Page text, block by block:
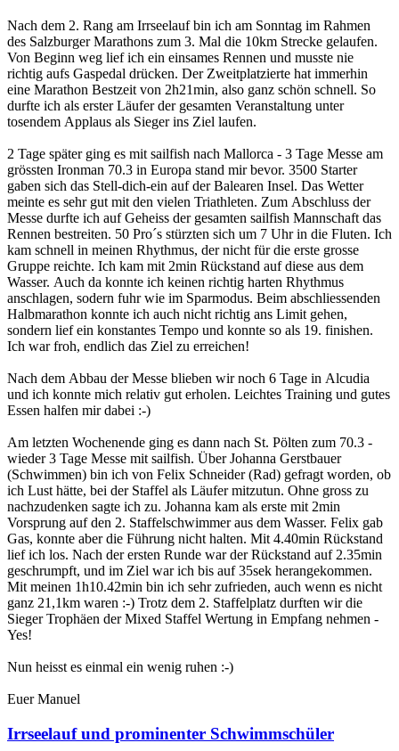
Nach dem 2. Rang am Irrseelauf bin ich am Sonntag im Rahmen
des Salzburger Marathons zum 3. Mal die 10km Strecke gelaufen.
Von Beginn weg lief ich ein einsames Rennen und musste nie
richtig aufs Gaspedal drücken. Der Zweitplatzierte hat immerhin
eine Marathon Bestzeit von 2h21min, also ganz schön schnell. So
durfte ich als erster Läufer der gesamten Veranstaltung unter
tosendem Applaus als Sieger ins Ziel laufen.
2 Tage später ging es mit sailfish nach Mallorca - 3 Tage Messe am
grössten Ironman 70.3 in Europa stand mir bevor. 3500 Starter
gaben sich das Stell-dich-ein auf der Balearen Insel. Das Wetter
meinte es sehr gut mit den vielen Triathleten. Zum Abschluss der
Messe durfte ich auf Geheiss der gesamten sailfish Mannschaft das
Rennen bestreiten. 50 Pro´s stürzten sich um 7 Uhr in die Fluten. Ich
kam schnell in meinen Rhythmus, der nicht für die erste grosse
Gruppe reichte. Ich kam mit 2min Rückstand auf diese aus dem
Wasser. Auch da konnte ich keinen richtig harten Rhythmus
anschlagen, sodern fuhr wie im Sparmodus. Beim abschliessenden
Halbmarathon konnte ich auch nicht richtig ans Limit gehen,
sondern lief ein konstantes Tempo und konnte so als 19. finishen.
Ich war froh, endlich das Ziel zu erreichen!
Nach dem Abbau der Messe blieben wir noch 6 Tage in Alcudia
und ich konnte mich relativ gut erholen. Leichtes Training und gutes
Essen halfen mir dabei :-)
Am letzten Wochenende ging es dann nach St. Pölten zum 70.3 -
wieder 3 Tage Messe mit sailfish. Über Johanna Gerstbauer
(Schwimmen) bin ich von Felix Schneider (Rad) gefragt worden, ob
ich Lust hätte, bei der Staffel als Läufer mitzutun. Ohne gross zu
nachzudenken sagte ich zu. Johanna kam als erste mit 2min
Vorsprung auf den 2. Staffelschwimmer aus dem Wasser. Felix gab
Gas, konnte aber die Führung nicht halten. Mit 4.40min Rückstand
lief ich los. Nach der ersten Runde war der Rückstand auf 2.35min
geschrumpft, und im Ziel war ich bis auf 35sek herangekommen.
Mit meinen 1h10.42min bin ich sehr zufrieden, auch wenn es nicht
ganz 21,1km waren :-) Trotz dem 2. Staffelplatz durften wir die
Sieger Trophäen der Mixed Staffel Wertung in Empfang nehmen -
Yes!
Nun heisst es einmal ein wenig ruhen :-)
Euer Manuel
Irrseelauf und prominenter Schwimmschüler